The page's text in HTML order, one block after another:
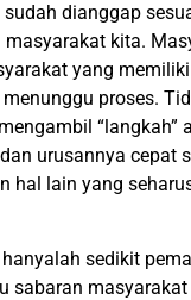
dianggap
kita.
yang
proses.
“langkah”
urusannya cepat
hal lain yang
sedikit
sabaran